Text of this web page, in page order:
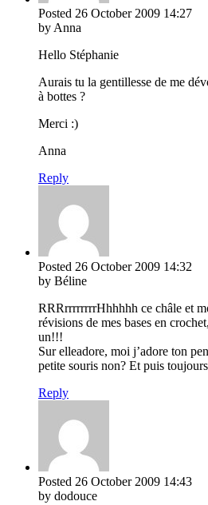
Posted 26 October 2009 14:27
by Anna
Hello Stéphanie
Aurais tu la gentillesse de me
à bottes ?
Merci :)
Anna
Reply
Posted 26 October 2009 14:32
by Béline
RRRrrrrrrrrHhhhhh ce châle et
révisions de mes bases en
un!!!
Sur elleadore, moi j’adore ton
petite souris non? Et puis
Reply
Posted 26 October 2009 14:43
by dodouce